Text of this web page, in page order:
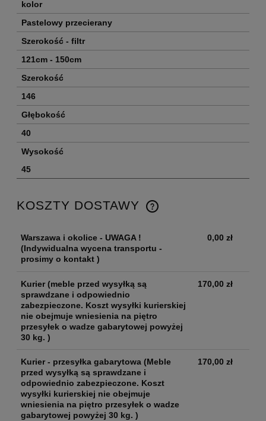
kolor
Pastelowy przecierany
Szerokość - filtr
121cm - 150cm
Szerokość
146
Głębokość
40
Wysokość
45
KOSZTY DOSTAWY
Warszawa i okolice - UWAGA !
(Indywidualna wycena transportu -
prosimy o kontakt )
0,00 zł
Kurier(meble przed wysyłką są
sprawdzane i odpowiednio
zabezpieczone. Koszt wysyłki kurierskiej
nie obejmuje wniesienia na piętro
przesyłek o wadze gabarytowej powyżej
30 kg. )
170,00 zł
Kurier - przesyłka gabarytowa (Meble
przed wysyłką są sprawdzane i
odpowiednio zabezpieczone. Koszt
wysyłki kurierskiej nie obejmuje
wniesienia na piętro przesyłek o wadze
gabarytowej powyżej 30 kg. )
170,00 zł